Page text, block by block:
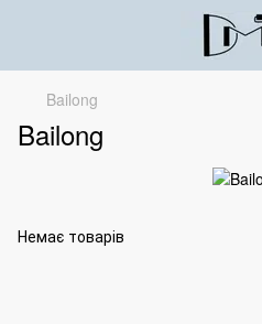
Bailong
Bailong
Немає товарів